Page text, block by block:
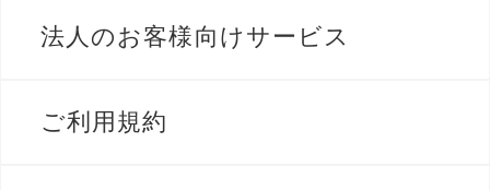
法人のお客様向けサービス
ご利用規約